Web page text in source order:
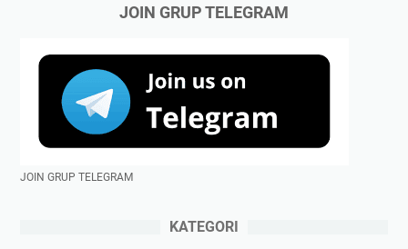
JOIN GRUP TELEGRAM
JOIN GRUP TELEGRAM
KATEGORI